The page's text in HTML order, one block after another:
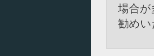
場合
勧めい